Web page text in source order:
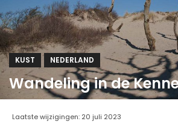
KUST NEDERLAND
Wandeling in de
Laatste wijzigingen: 20 juli 2023